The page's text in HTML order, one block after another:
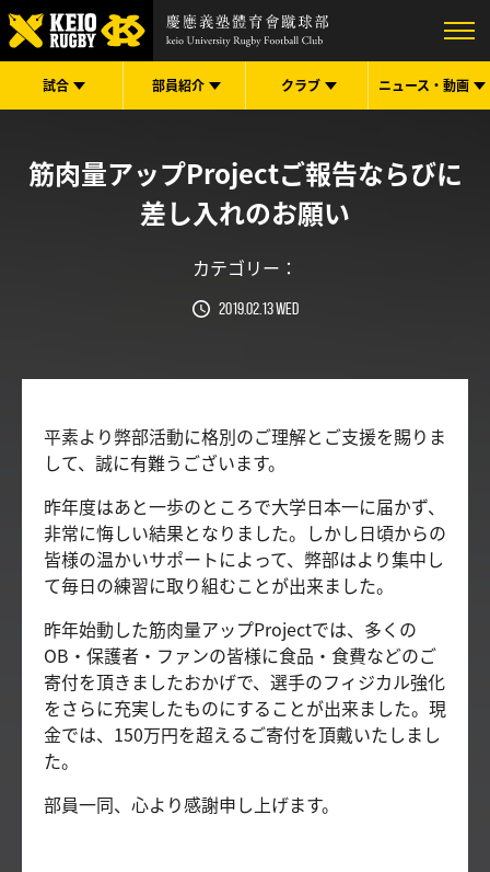
試合 部員紹介 クラブ ニュース・ 動画
筋肉量アップProjectご報告ならびに
差し入れのお願い
カテゴリー：
2019.02.13 Wed
平素より弊部活動に格別のご理解とご支援を賜りま
して、誠に有難うございます。
昨年度はあと一歩のところで大学日本一に届かず、
非常に悔しい結果となりました。しかし日頃からの
皆様の温かいサポートによって、弊部はより集中し
て毎日の練習に取り組むことが出来ました。
昨年始動した筋肉量アップProjectでは、多くの
OB・保護者・ファンの皆様に食品・食費などのご
寄付を頂きましたおかげで、選手のフィジカル強化
をさらに充実したものにすることが出来ました。現
金では、150万円を超えるご寄付を頂戴いたしまし
た。
部員一同、心より感謝申し上げます。